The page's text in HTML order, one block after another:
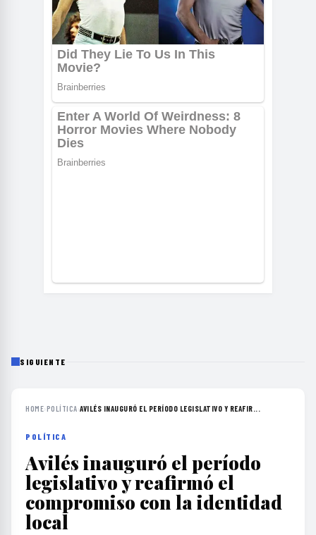
SIGUIENTE
HOME›POLÍTICA›AVILÉS INAUGURÓ EL PERÍODO LEGISLATIVO Y REAFIR...
POLÍTICA
Avilés inauguró el período
legislativo y reafirmó el
compromiso con la identidad
local